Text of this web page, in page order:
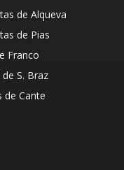
de Alqueva
de Pias
Franco
S. Braz
de Cante